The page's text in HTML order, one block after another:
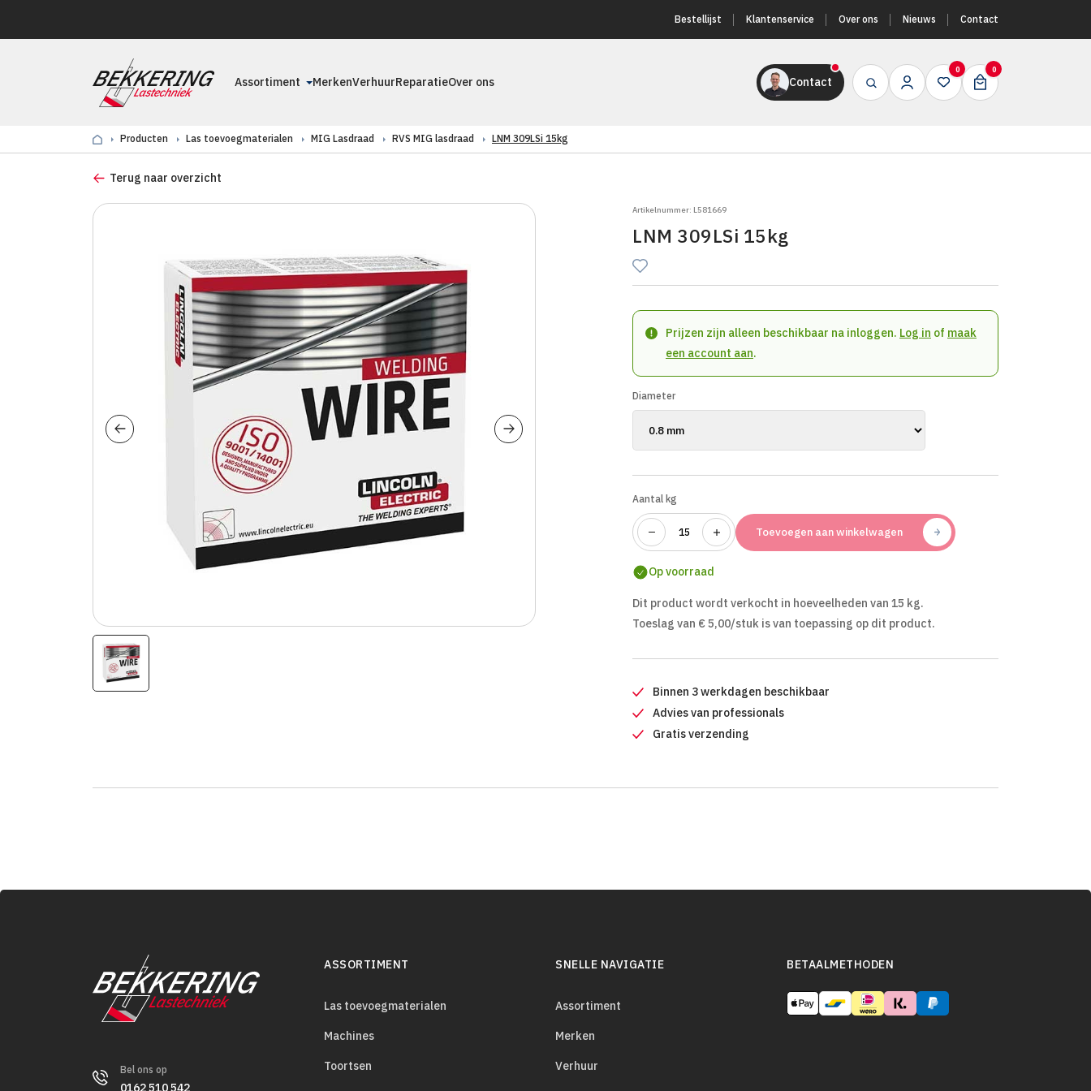
Bestellijst Klantenservice Over ons Nieuws Contact
Assortiment MerkenVerhuurReparatieOver ons Contact
0 0
Producten Las toevoegmaterialen MIG Lasdraad RVS MIG lasdraad LNM 309LSi 15kg
Terug naar overzicht
Artikelnummer: L581669
LNM 309LSi 15kg
Prijzen zijn alleen beschikbaar na inloggen. Log in of maak
een account aan.
Diameter
Aantal kg
Toevoegen aan winkelwagen
Op voorraad
Dit product wordt verkocht in hoeveelheden van 15 kg.
Toeslag van € 5,00/stuk is van toepassing op dit product.
Binnen 3 werkdagen beschikbaar
Advies van professionals
Gratis verzending
Bel ons op
0162 510 542
ASSORTIMENT
Las toevoegmaterialen
Machines
Toortsen
SNELLE NAVIGATIE
Assortiment
Merken
Verhuur
BETAALMETHODEN